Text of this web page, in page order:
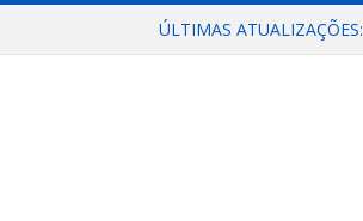
ÚLTIMAS ATUALIZAÇÕES: